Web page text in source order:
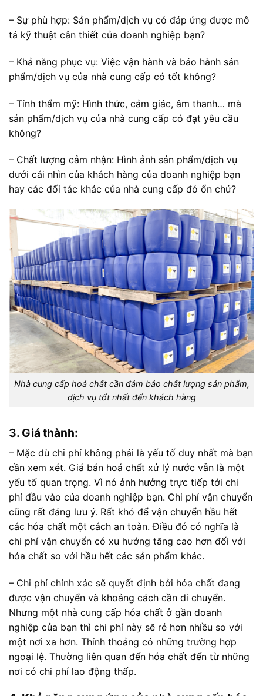
– Sự phù hợp: Sản phẩm/dịch vụ có đáp ứng được mô
tả kỹ thuật cân thiết của doanh nghiệp bạn?
– Khả năng phục vụ: Việc vận hành và bảo hành sản
phẩm/dịch vụ của nhà cung cấp có tốt không?
– Tính thẩm mỹ: Hình thức, cảm giác, âm thanh… mà
sản phẩm/dịch vụ của nhà cung cấp có đạt yêu cầu
không?
– Chất lượng cảm nhận: Hình ảnh sản phẩm/dịch vụ
dưới cái nhìn của khách hàng của doanh nghiệp bạn
hay các đối tác khác của nhà cung cấp đó ổn chứ?
Nhà cung cấp hoá chất cần đảm bảo chất lượng sản phẩm,
dịch vụ tốt nhất đến khách hàng
3. Giá thành:
– Mặc dù chi phí không phải là yếu tố duy nhất mà bạn
cần xem xét. Giá bán hoá chất xử lý nước vẫn là một
yếu tố quan trọng. Vì nó ảnh hưởng trực tiếp tới chi
phí đầu vào của doanh nghiệp bạn. Chi phí vận chuyển
cũng rất đáng lưu ý. Rất khó để vận chuyển hầu hết
các hóa chất một cách an toàn. Điều đó có nghĩa là
chi phí vận chuyển có xu hướng tăng cao hơn đối với
hóa chất so với hầu hết các sản phẩm khác.
– Chi phí chính xác sẽ quyết định bởi hóa chất đang
được vận chuyển và khoảng cách cần di chuyển.
Nhưng một nhà cung cấp hóa chất ở gần doanh
nghiệp của bạn thì chi phí này sẽ rẻ hơn nhiều so với
một nơi xa hơn. Thỉnh thoảng có những trường hợp
ngoại lệ. Thường liên quan đến hóa chất đến từ những
nơi có chi phí lao động thấp.